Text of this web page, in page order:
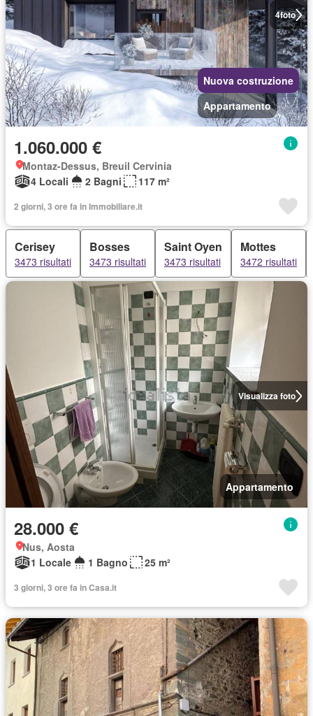
4foto
Nuova costruzione
Appartamento
1.060.000 €
Montaz-Dessus, Breuil Cervinia
4 Locali
2 Bagni 117 m²
2 giorni, 3 ore fa in Immobiliare.it
Cerisey
3473 risultati
Bosses
3473 risultati
Saint Oyen
3473 risultati
Mottes
3472 risultati
Visualizza foto
Appartamento
28.000 €
Nus, Aosta
1 Locale
1 Bagno 25 m²
3 giorni, 3 ore fa in Casa.it